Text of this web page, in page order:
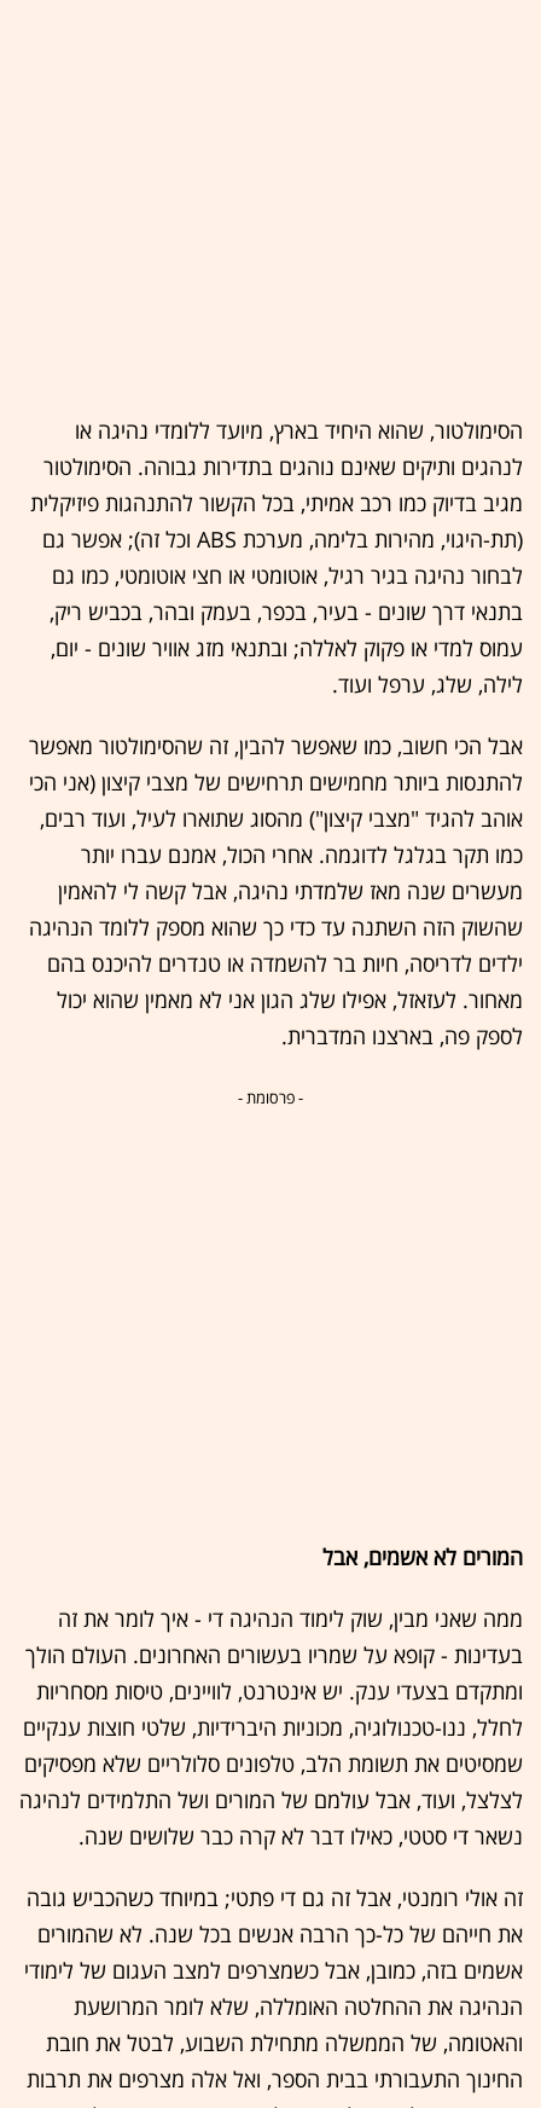
הסימולטור, שהוא היחיד בארץ, מיועד ללומדי נהיגה או
לנהגים ותיקים שאינם נוהגים בתדירות גבוהה. הסימולטור
מגיב בדיוק כמו רכב אמיתי, בכל הקשור להתנהגות פיזיקלית
(תת-היגוי, מהירות בלימה, מערכת ABS וכל זה); אפשר גם
לבחור נהיגה בגיר רגיל, אוטומטי או חצי אוטומטי, כמו גם
בתנאי דרך שונים - בעיר, בכפר, בעמק ובהר, בכביש ריק,
עמוס למדי או פקוק לאללה; ובתנאי מזג אוויר שונים - יום,
לילה, שלג, ערפל ועוד.
אבל הכי חשוב, כמו שאפשר להבין, זה שהסימולטור מאפשר
להתנסות ביותר מחמישים תרחישים של מצבי קיצון (אני הכי
אוהב להגיד "מצבי קיצון") מהסוג שתוארו לעיל, ועוד רבים,
כמו תקר בגלגל לדוגמה. אחרי הכול, אמנם עברו יותר
מעשרים שנה מאז שלמדתי נהיגה, אבל קשה לי להאמין
שהשוק הזה השתנה עד כדי כך שהוא מספק ללומד הנהיגה
ילדים לדריסה, חיות בר להשמדה או טנדרים להיכנס בהם
מאחור. לעזאזל, אפילו שלג הגון אני לא מאמין שהוא יכול
לספק פה, בארצנו המדברית.
- פרסומת -
המורים לא אשמים, אבל
ממה שאני מבין, שוק לימוד הנהיגה די - איך לומר את זה
בעדינות - קופא על שמריו בעשורים האחרונים. העולם הולך
ומתקדם בצעדי ענק. יש אינטרנט, לוויינים, טיסות מסחריות
לחלל, ננו-טכנולוגיה, מכוניות היברידיות, שלטי חוצות ענקיים
שמסיטים את תשומת הלב, טלפונים סלולריים שלא מפסיקים
לצלצל, ועוד, אבל עולמם של המורים ושל התלמידים לנהיגה
נשאר די סטטי, כאילו דבר לא קרה כבר שלושים שנה.
זה אולי רומנטי, אבל זה גם די פתטי; במיוחד כשהכביש גובה
את חייהם של כל-כך הרבה אנשים בכל שנה. לא שהמורים
אשמים בזה, כמובן, אבל כשמצרפים למצב העגום של לימודי
הנהיגה את ההחלטה האומללה, שלא לומר המרושעת
והאטומה, של הממשלה מתחילת השבוע, לבטל את חובת
החינוך התעבורתי בבית הספר, ואל אלה מצרפים את תרבות